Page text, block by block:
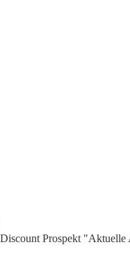
Prospekt "Aktuelle